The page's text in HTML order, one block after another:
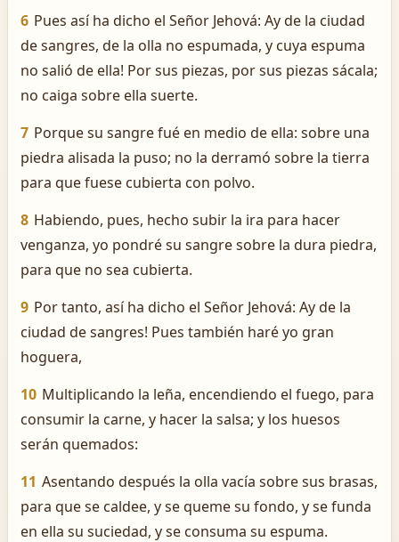
6 Pues así ha dicho el Señor Jehová: ­Ay de la ciudad
de sangres, de la olla no espumada, y cuya espuma
no salió de ella! Por sus piezas, por sus piezas sácala;
no caiga sobre ella suerte.
7 Porque su sangre fué en medio de ella: sobre una
piedra alisada la puso; no la derramó sobre la tierra
para que fuese cubierta con polvo.
8 Habiendo, pues, hecho subir la ira para hacer
venganza, yo pondré su sangre sobre la dura piedra,
para que no sea cubierta.
9 Por tanto, así ha dicho el Señor Jehová: ­Ay de la
ciudad de sangres! Pues también haré yo gran
hoguera,
10 Multiplicando la leña, encendiendo el fuego, para
consumir la carne, y hacer la salsa; y los huesos
serán quemados:
11 Asentando después la olla vacía sobre sus brasas,
para que se caldee, y se queme su fondo, y se funda
en ella su suciedad, y se consuma su espuma.